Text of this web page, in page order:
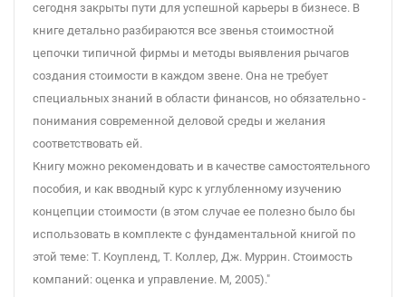
сегодня закрыты пути для успешной карьеры в бизнесе. В
книге детально разбираются все звенья стоимостной
цепочки типичной фирмы и методы выявления рычагов
создания стоимости в каждом звене. Она не требует
специальных знаний в области финансов, но обязательно -
понимания современной деловой среды и желания
соответствовать ей.
Книгу можно рекомендовать и в качестве самостоятельного
пособия, и как вводный курс к углубленному изучению
концепции стоимости (в этом случае ее полезно было бы
использовать в комплекте с фундаментальной книгой по
этой теме: Т. Коупленд, Т. Коллер, Дж. Муррин. Стоимость
компаний: оценка и управление. М, 2005)."